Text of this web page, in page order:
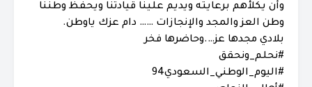
وأن يكلأهم برعايته ويديم علينا قيادتنا ويحفظ وطننا
وطن العز والمجد والإنجازات …… دام عزك ياوطن.
‏بلادي مجدها عز….وحاضرها فخر